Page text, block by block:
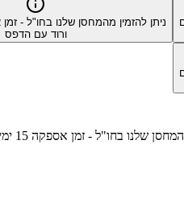
ניתן להזמין מהמחסן שלנו בחו"ל -
ורוד עם הדפס
שלנו בחו"ל - זמן אספקה 15